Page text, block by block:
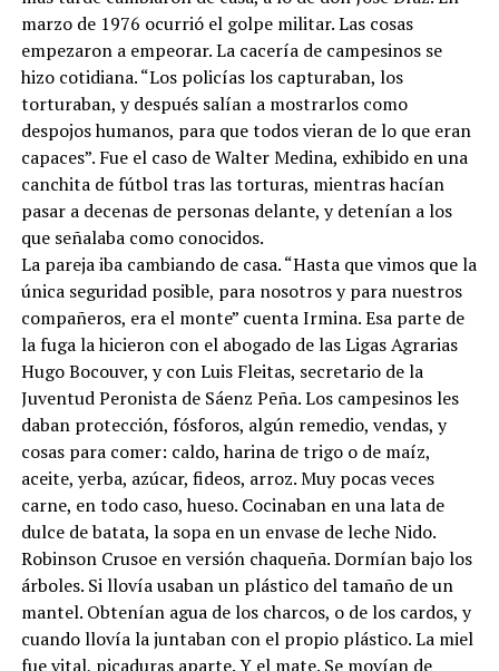
marzo de 1976 ocurrió el golpe militar. Las cosas
empezaron a empeorar. La cacería de campesinos se
hizo cotidiana. “Los policías los capturaban, los
torturaban, y después salían a mostrarlos como
despojos humanos, para que todos vieran de lo que eran
capaces”. Fue el caso de Walter Medina, exhibido en una
canchita de fútbol tras las torturas, mientras hacían
pasar a decenas de personas delante, y detenían a los
que señalaba como conocidos.
La pareja iba cambiando de casa. “Hasta que vimos que la
única seguridad posible, para nosotros y para nuestros
compañeros, era el monte” cuenta Irmina. Esa parte de
la fuga la hicieron con el abogado de las Ligas Agrarias
Hugo Bocouver, y con Luis Fleitas, secretario de la
Juventud Peronista de Sáenz Peña. Los campesinos les
daban protección, fósforos, algún remedio, vendas, y
cosas para comer: caldo, harina de trigo o de maíz,
aceite, yerba, azúcar, fideos, arroz. Muy pocas veces
carne, en todo caso, hueso. Cocinaban en una lata de
dulce de batata, la sopa en un envase de leche Nido.
Robinson Crusoe en versión chaqueña. Dormían bajo los
árboles. Si llovía usaban un plástico del tamaño de un
mantel. Obtenían agua de los charcos, o de los cardos, y
cuando llovía la juntaban con el propio plástico. La miel
fue vital, picaduras aparte. Y el mate. Se movían de